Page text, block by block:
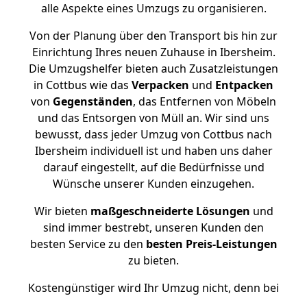
alle Aspekte eines Umzugs zu organisieren.
Von der Planung über den Transport bis hin zur
Einrichtung Ihres neuen Zuhause in Ibersheim.
Die Umzugshelfer bieten auch Zusatzleistungen
in Cottbus wie das Verpacken und Entpacken
von Gegenständen, das Entfernen von Möbeln
und das Entsorgen von Müll an. Wir sind uns
bewusst, dass jeder Umzug von Cottbus nach
Ibersheim individuell ist und haben uns daher
darauf eingestellt, auf die Bedürfnisse und
Wünsche unserer Kunden einzugehen.
Wir bieten maßgeschneiderte Lösungen und
sind immer bestrebt, unseren Kunden den
besten Service zu den besten Preis-Leistungen
zu bieten.
Kostengünstiger wird Ihr Umzug nicht, denn bei